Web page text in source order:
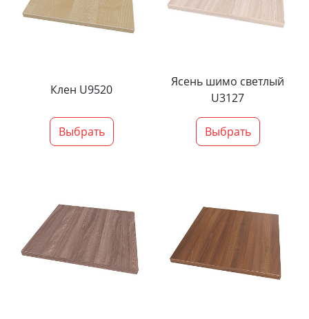
Клен U9520
Выбрать
Ясень шимо светлый
U3127
Выбрать